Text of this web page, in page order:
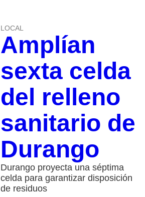
LOCAL
Amplían
sexta celda
del relleno
sanitario de
Durango
Durango proyecta una séptima
celda para garantizar disposición
de residuos